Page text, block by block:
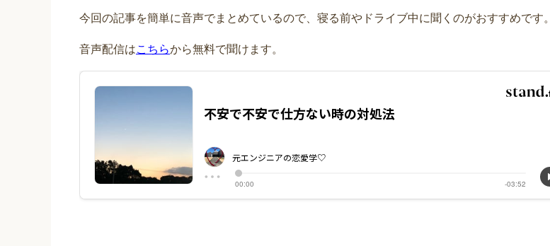
今回の記事を簡単に音声でまとめているので、寝る前やドライブ中に聞くのがおすすめです。
音声配信はこちらから無料で聞けます。